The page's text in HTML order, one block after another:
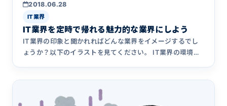
2018.06.28
IT業界
IT業界を定時で帰れる魅力的な業界にしよう
IT業界の印象と聞かれればどんな業界をイメージするでし
ょうか？以下のイラストを見てください。 IT業界の環境に